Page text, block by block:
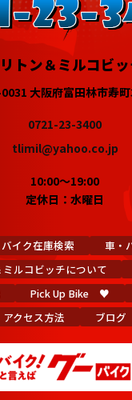
トン＆ミルコビ
大阪府富田林市寿
0721-23-3400
tlimil@yahoo.co.jp
10:00～19:00
定休日：水曜日
バイク在庫検索
車・
ミルコビッチについて
Pick Up Bike ♥
アクセス方法
ブログ